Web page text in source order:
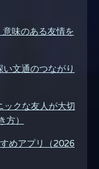
味のある友情を
文通のつながり
ックな友人が大切
方）
めアプリ（2026